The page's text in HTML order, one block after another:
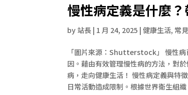
慢性病定義是什麼
by 站長 | 1 月 24, 2025 |健康生活, 常
「圖片來源：Shutterstock」 慢性
因。藉由有效管理慢性病的方法，對
病，走向健康生活！ 慢性病定義與特
日常活動造成限制。根據世界衛生組